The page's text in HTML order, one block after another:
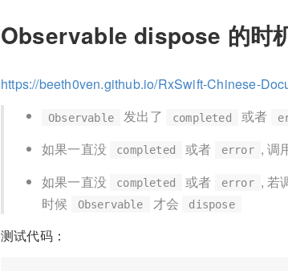
Observable dispose 的时
https://beeth0ven.github.io/RxSwift-Chinese-
Observable 发出了 completed 或者
如果一直没
completed 或者 error , 调
如果一直没 completed 或者 error , 若
时候
Observable 才会 dispose
测试代码：